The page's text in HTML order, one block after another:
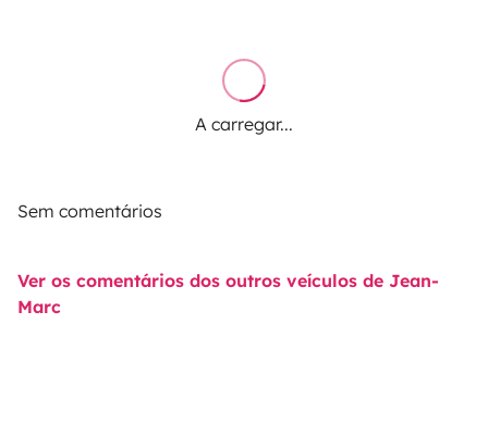
A carregar...
Sem comentários
Ver os comentários dos outros veículos de Jean-
Marc